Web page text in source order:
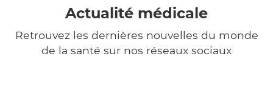
Actualité médicale
Retrouvez les dernières nouvelles du monde
de la santé sur nos réseaux sociaux